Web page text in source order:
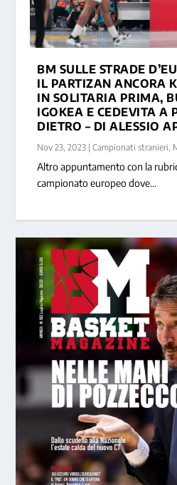
BM SULLE STRADE
I...
BM SULLE STRADE
IL PARTIZAN ANCORA
IN SOLITARIA PRIMA,
IGOKEA E CEDEVITA A
DIETRO – DI ALESSIO
Nov 23, 2023 |Campionati stranieri
Altro appuntamento con la
campionato europeo dove...